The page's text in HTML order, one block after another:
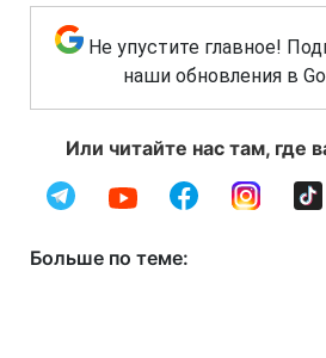
Не упустите главное!
наши обновления в
Или читайте нас там, где
Больше по теме: